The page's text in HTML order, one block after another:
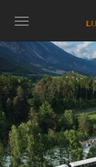
Intercambiar
la
navegación